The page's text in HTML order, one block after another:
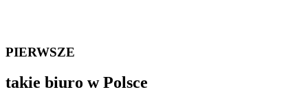
PIERWSZE
takie biuro w Polsce